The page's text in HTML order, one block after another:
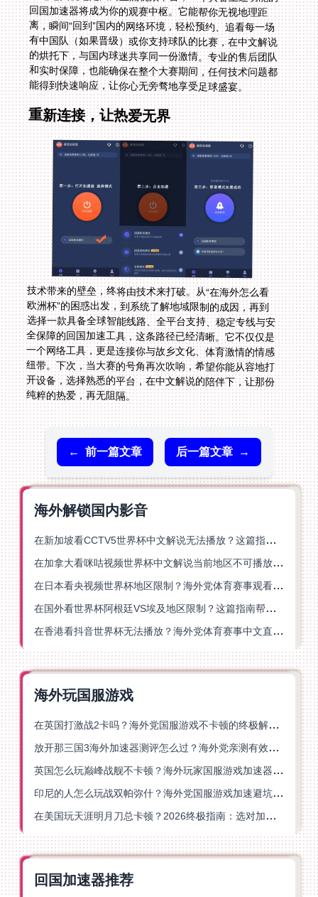
能得到快速响应，让你心无旁骛地享受足球盛宴。
重新连接，让热爱无界
技术带来的壁垒，终将由技术来打破。从“在海外怎么看
欧洲杯”的困惑出发，到系统了解地域限制的成因，再到
选择一款具备全球智能线路、全平台支持、稳定专线与安
全保障的回国加速工具，这条路径已经清晰。它不仅仅是
一个网络工具，更是连接你与故乡文化、体育激情的情感
纽带。下次，当大赛的号角再次吹响，希望你能从容地打
开设备，选择熟悉的平台，在中文解说的陪伴下，让那份
纯粹的热爱，再无阻隔。
← 前一篇文章 后一篇文章 →
海外解锁国内影音
在新加坡看CCTV5世界杯中文解说无法播放？这篇指南帮你解锁海外体育直播自由
在加拿大看咪咕视频世界杯中文解说当前地区不可播放？这篇指南帮你一键解决
在日本看央视频世界杯地区限制？海外党体育赛事观看终极指南
在国外看世界杯阿根廷VS埃及地区限制？这篇指南帮你搞定中文直播+解说
在香港看抖音世界杯无法播放？海外党体育赛事中文直播终极指南
海外玩国服游戏
在英国打激战2卡吗？海外党国服游戏不卡顿的终极解决方案
放开那三国3海外加速器测评怎么过？海外党亲测有效的国服游戏加速指南
英国怎么玩巅峰战舰不卡顿？海外玩家国服游戏加速器终极指南
印尼的人怎么玩战双帕弥什？海外党国服游戏加速避坑指南
在美国玩天涯明月刀总卡顿？2026终极指南：选对加速器让你丝滑连招
回国加速器推荐